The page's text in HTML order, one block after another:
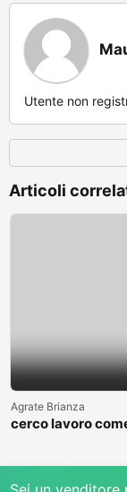
Utente non
Articoli
Agrate Brianza
cerco lavoro